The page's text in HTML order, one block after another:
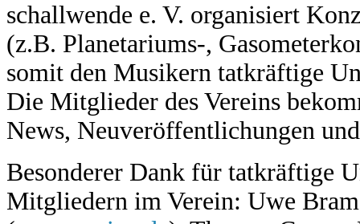
schallwende e. V. organisiert
(z.B. Planetariums-,
somit den Musikern tatkräftige
Die Mitglieder des Vereins
News, Neuveröffentlichungen
Besonderer Dank für tatkräftige
Mitgliedern im Verein: Uwe